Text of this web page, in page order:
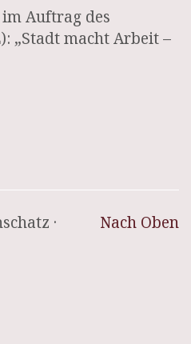
Auftrag des
„Stadt macht Arbeit –
Nach Oben
·